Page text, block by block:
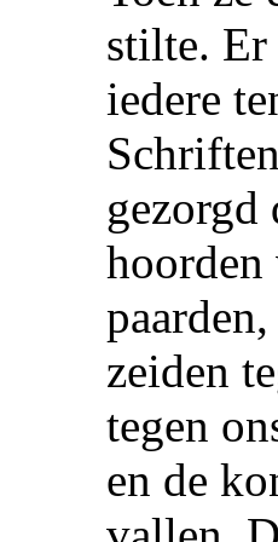
stilte. Er
iedere
gezorgd
hoorden
zeiden
tegen
en de